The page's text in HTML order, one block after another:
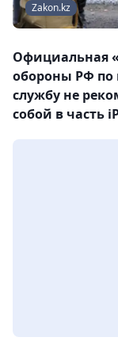
Zakon.kz
Официальная
обороны РФ по
службу не
собой в часть